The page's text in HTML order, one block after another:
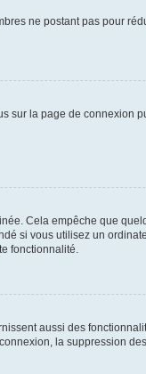
ne postant pas pour
sur la page de connexion
Cela empêche que
si vous utilisez un
fonctionnalité.
aussi des
la suppression